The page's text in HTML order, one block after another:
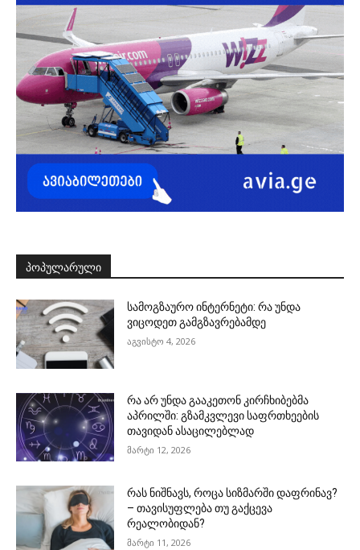
ᲞᲝᲞᲣᲚᲐᲠᲣᲚᲘ
სამოგზაურო ინტერნეტი: რა უნდა
ვიცოდეთ გამგზავრებამდე
აგვისტო 4, 2026
რა არ უნდა გააკეთონ კირჩხიბებმა
აპრილში: გზამკვლევი საფრთხეების
თავიდან ასაცილებლად
მარტი 12, 2026
რას ნიშნავს, როცა სიზმარში დაფრინავ?
– თავისუფლება თუ გაქცევა
რეალობიდან?
მარტი 11, 2026